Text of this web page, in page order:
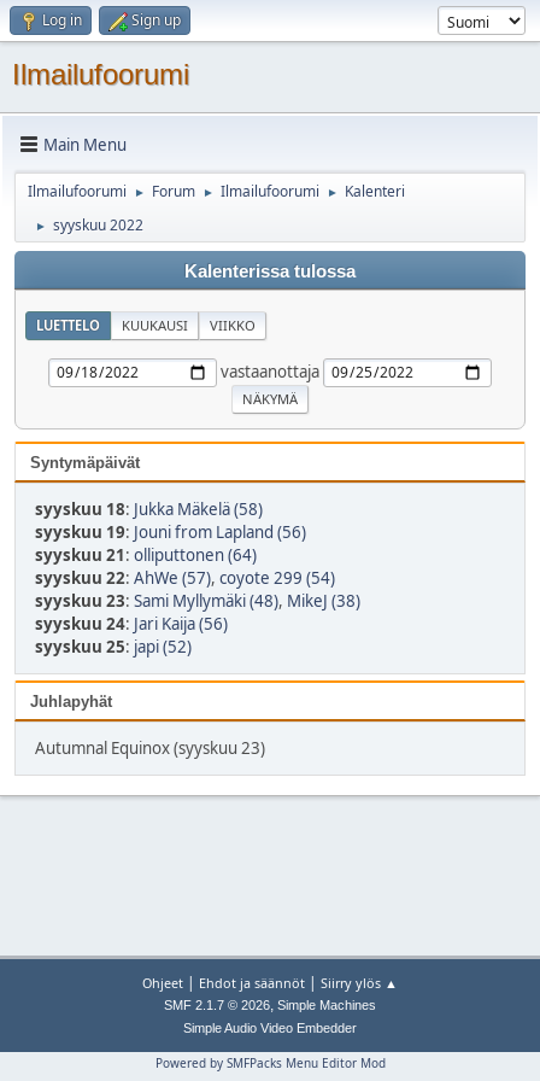
Log in Sign up
Ilmailufoorumi
Main Menu
Ilmailufoorumi ► Forum ► Ilmailufoorumi ► Kalenteri
► syyskuu 2022
Kalenterissa tulossa
LUETTELO KUUKAUSI VIIKKO
vastaanottaja
Syntymäpäivät
syyskuu 18: Jukka Mäkelä (58)
syyskuu 19: Jouni from Lapland (56)
syyskuu 21: olliputtonen (64)
syyskuu 22: AhWe (57), coyote 299 (54)
syyskuu 23: Sami Myllymäki (48), MikeJ (38)
syyskuu 24: Jari Kaija (56)
syyskuu 25: japi (52)
Juhlapyhät
Autumnal Equinox (syyskuu 23)
Ohjeet | Ehdot ja säännöt | Siirry ylös ▲
SMF 2.1.7 © 2026, Simple Machines
Simple Audio Video Embedder
Powered by SMFPacks Menu Editor Mod